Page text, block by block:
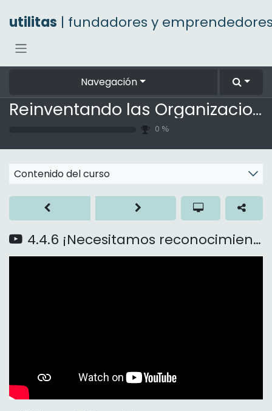
utilitas | fundadores y
Navegación
Reinventando las Organizaciones
0 %
Contenido del curso
4.4.6 ¡Necesitamos reconocimiento! ¡Y tutoría!